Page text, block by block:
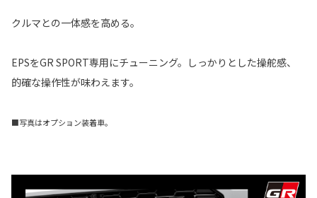
クルマとの一体感を高める。
EPSをGR SPORT専用にチューニング。しっかりとした操舵感、
的確な操作性が味わえます。
■写真はオプション装着車。